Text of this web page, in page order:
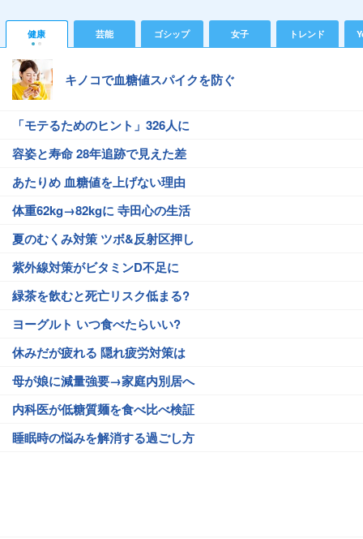
健康 芸能 ゴシップ 女子 トレンド
キノコで血糖値スパイクを防ぐ
「モテるためのヒント」326人に
容姿と寿命 28年追跡で見えた差
あたりめ 血糖値を上げない理由
体重62kg→82kgに 寺田心の生活
夏のむくみ対策 ツボ&反射区押し
紫外線対策がビタミンD不足に
緑茶を飲むと死亡リスク低まる?
ヨーグルト いつ食べたらいい?
休みだが疲れる 隠れ疲労対策は
母が娘に減量強要→家庭内別居へ
内科医が低糖質麺を食べ比べ検証
睡眠時の悩みを解消する過ごし方